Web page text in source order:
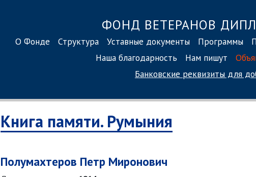
ФОНД ВЕТЕРАНОВ
О Фонде Структура Уставные документы Программы
Наша благодарность
Нам пишут
Банковские реквизиты для
Книга памяти. Румыния
Полумахтеров Петр Миронович